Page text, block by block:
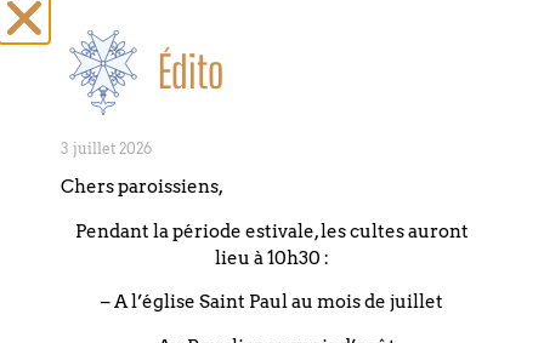
Les élections auront lieu le dimanche 4 février, le
bureau sera ouvert avant le culte en salle Holzapfel de
9h30 à 10h30 puis après le culte de 11h30 à 12h30.
Édito
3 juillet 2026
Chers paroissiens,
Pendant la période estivale, les cultes auront
lieu à 10h30 :
– A l’église Saint Paul au mois de juillet